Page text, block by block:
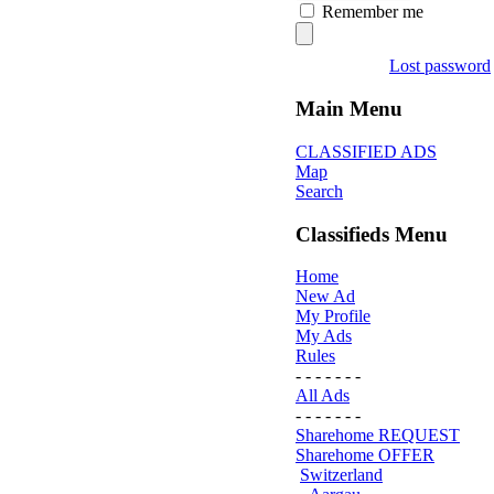
Remember me
Lost password
Main Menu
CLASSIFIED ADS
Map
Search
Classifieds Menu
Home
New Ad
My Profile
My Ads
Rules
- - - - - - -
All Ads
- - - - - - -
Sharehome REQUEST
Sharehome OFFER
Switzerland